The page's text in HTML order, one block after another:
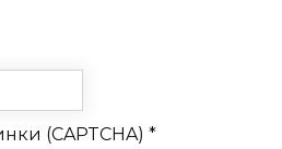
(CAPTCHA) *